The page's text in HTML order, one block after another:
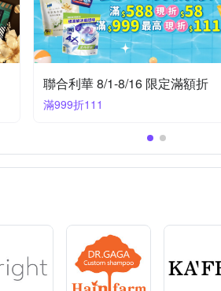
依商品中標所示 2025/06/01
保存期
39個月 詳見包裝說明 依瓶身標示
聯合利華 8/1-8/16 限定滿額折
滿999折111